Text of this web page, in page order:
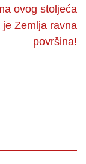
ovog stoljeća
je Zemlja ravna
površina!